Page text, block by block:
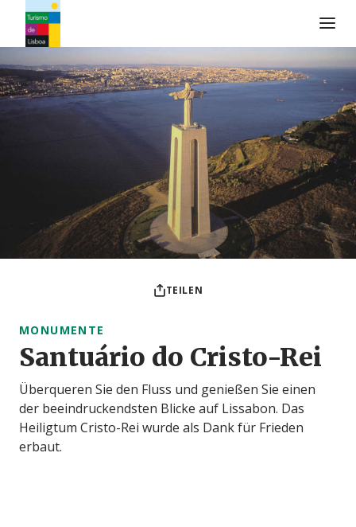
Turismo de Lisboa Logo
TEILEN
MONUMENTE
Santuário do Cristo-Rei
Überqueren Sie den Fluss und genießen Sie einen
der beeindruckendsten Blicke auf Lissabon. Das
Heiligtum Cristo-Rei wurde als Dank für Frieden
erbaut.